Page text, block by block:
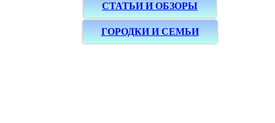
СТАТЬИ И ОБЗОРЫ
ГОРОДКИ И СЕМЬИ